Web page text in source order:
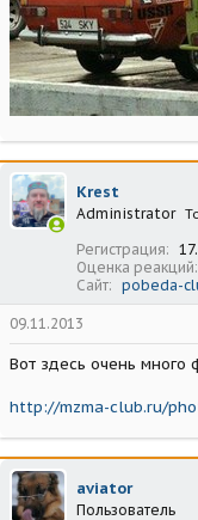
Krest
Administrator
Регистрация
Оценка реакций
Сайт
pobeda-
09.11.2013
Вот здесь очень много
http://mzma-club.ru/
aviator
Пользователь